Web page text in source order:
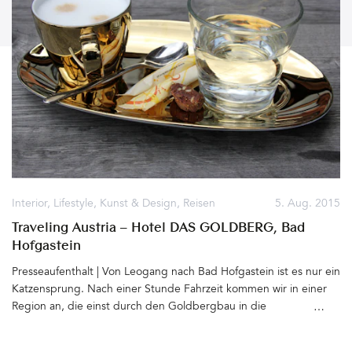
5. Aug. 2015
Interior, Lifestyle, Kunst & Design, Reisen
Traveling Austria – Hotel DAS GOLDBERG, Bad
Hofgastein
Presseaufenthalt | Von Leogang nach Bad Hofgastein ist es nur ein
Katzensprung. Nach einer Stunde Fahrzeit kommen wir in einer
Region an, die einst durch den Goldbergbau in die